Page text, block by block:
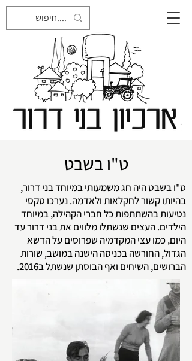
ט"ו בשבט
ט"ו בשבט היה חג משמעותי במיוחד בני דרור,
בהיותו קשור לחקלאות ולאדמה. נערכו טקסי
נטיעות בהשתתפות כל חברי הקהילה, במיוחד
הילדים. העצים שנשתלו מלווים את בני דרור עד
היום, כמו עצי המקדמיה שפרוסים על הדשא
הגדול, החורשה בכניסה הישנה במושב, שורות
הברושים, השיחים ואף הבוסתן שנשתל ב2016.